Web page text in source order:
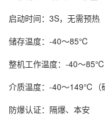
启动时间：3S，无需预热
储存温度：-40～85℃
整机工作温度：-40～
介质温度：-40～149℃（
防爆认证：隔爆、本安